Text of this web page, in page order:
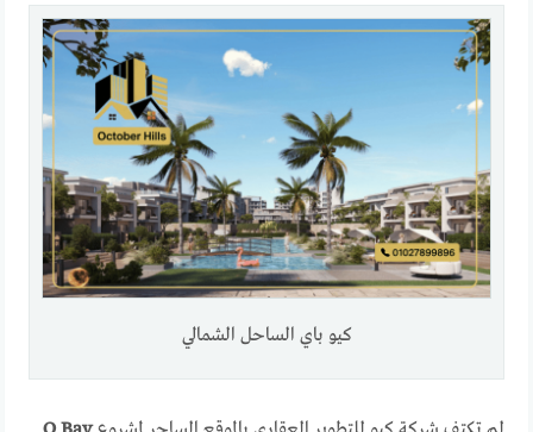
كيو باي الساحل الشمالي